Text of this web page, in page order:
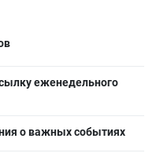
еженедельного
о важных событиях